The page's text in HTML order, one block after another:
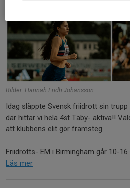
Bilder: Hannah Fridh Johansson
Idag släppte Svensk friidrott sin trupp
där hittar vi hela 4st Täby- aktiva!!
att klubbens elit gör framsteg.
Friidrotts- EM i Birmingham går 10-16
Läs mer